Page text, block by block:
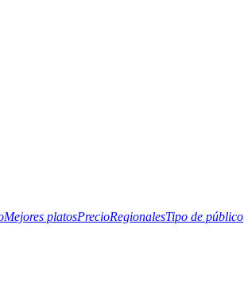
Mejores platosPrecioRegionalesTipo de público